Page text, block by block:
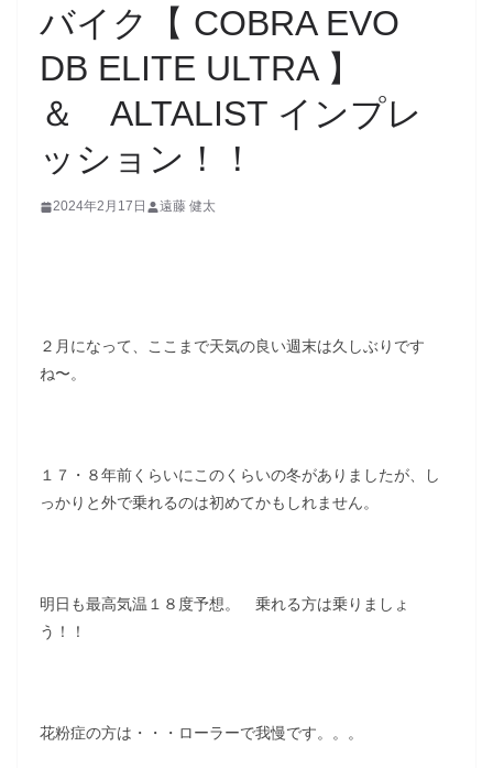
バイク【 COBRA EVO
DB ELITE ULTRA 】
＆ ALTALIST インプレ
ッション！！
2024年2月17日 遠藤 健太
２月になって、ここまで天気の良い週末は久しぶりです
ね〜。
１７・８年前くらいにこのくらいの冬がありましたが、し
っかりと外で乗れるのは初めてかもしれません。
明日も最高気温１８度予想。 乗れる方は乗りましょ
う！！
花粉症の方は・・・ローラーで我慢です。。。